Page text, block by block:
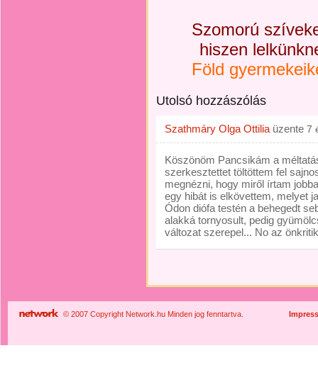
Szomorú
hiszen
Föld
Utolsó hozzászólás
Szathmáry Olga Ottilia üzente 7
Köszönöm Pancsikám a
szerkesztettet töltöttem fel
megnézni, hogy miről írtam
egy hibát is elkövettem, melyet
Ódon diófa testén a behegedt
alakká tornyosult, pedig
változat szerepel... No az
© 2007 Copyright Network.hu Minden jog fenntartva.